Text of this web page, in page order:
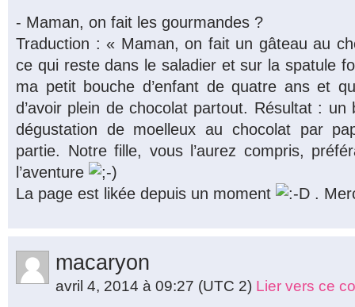
- Maman, on fait les gourmandes ?
Traduction : « Maman, on fait un gâteau au
ce qui reste dans le saladier et sur la spatule
ma petit bouche d’enfant de quatre ans et
d’avoir plein de chocolat partout. Résultat : un
dégustation de moelleux au chocolat par
partie. Notre fille, vous l’aurez compris,
l’aventure
La page est likée depuis un moment
.
macaryon
avril 4, 2014 à 09:27 (UTC 2) Lier vers ce